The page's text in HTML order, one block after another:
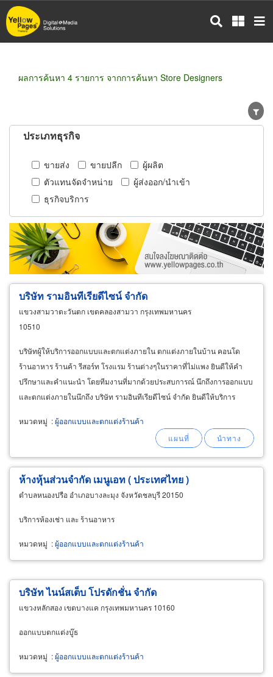
ข้าม
ไป
ผลการค้นหา 4 รายการ จากการค้นหา Store Designers
ประเภทธุรกิจ
ขายส่ง ขายปลีก
ผู้ผลิต
ตัวแทนจัดจำหน่าย
ผู้ส่งออก/นำเข้า
ธุรกิจบริการ
บริษัท รามอินทีเรียดีไซน์ จำกัด
แขวงสามวาตะวันตก เขตคลองสามวา กรุงเทพมหานคร
10510
บริษัทผู้ให้บริการออกแบบและตกแต่งภายใน ตกแต่งภายในบ้าน คอนโด
ร้านอาหาร ร้านค้า รีสอร์ท โรงแรม ร้านต่างๆในราคาที่ไม่แพง ยินดีให้คำ
ปรึกษาและคำแนะนำ โดยทีมงานที่มากด้วยประสบการณ์ นึกถึงการออกแบบ
และตกแต่งภายในนึกถึง บริษัท รามอินทีเรียดีไซน์ จำกัด ยินดีให้บริการ
หมวดหมู่ :ผู้ออกแบบและตกแต่งร้านค้า
ห้างหุ้นส่วนจำกัด เมนูเอท ( ประเทศไทย )
ตำบลหนองปรือ อำเภอบางละมุง จังหวัดชลบุรี 20150
บริการห้องเช่า และ ร้านอาหาร
หมวดหมู่ :ผู้ออกแบบและตกแต่งร้านค้า
บริษัท ไนน์สเต็บ โปรดักชั่น จำกัด
แขวงหลักสอง เขตบางแค กรุงเทพมหานคร 10160
ออกแบบตกแต่งบู๊ธ
หมวดหมู่ :ผู้ออกแบบและตกแต่งร้านค้า